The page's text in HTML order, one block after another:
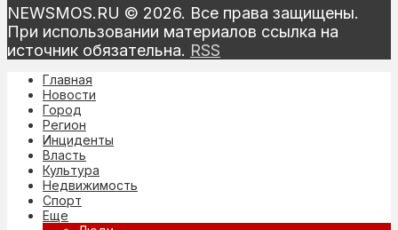
NEWSMOS.RU © 2026. Все права защищены.
При использовании материалов ссылка на
источник обязательна. RSS
Главная
Новости
Город
Регион
Инциденты
Власть
Культура
Недвижимость
Спорт
Еще